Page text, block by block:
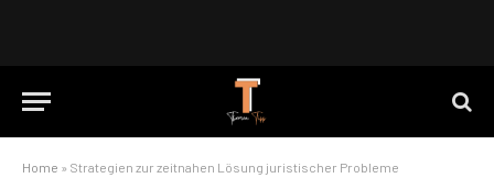
Home » Strategien zur zeitnahen Lösung juristischer Probleme